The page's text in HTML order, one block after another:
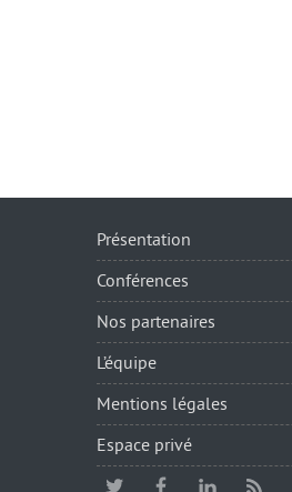
Présentation
Conférences
Nos partenaires
L’équipe
Mentions légales
Espace privé